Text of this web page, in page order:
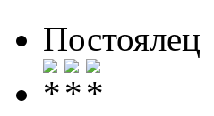
Постоялец